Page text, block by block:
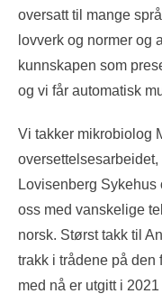
oversatt til mange
lovverk og normer og
kunnskapen som
og vi får automatisk
Vi takker mikrobiolog
Lovisenberg
oss med vanskelige
norsk. Størst takk til
trakk i trådene på den
med nå er utgitt i